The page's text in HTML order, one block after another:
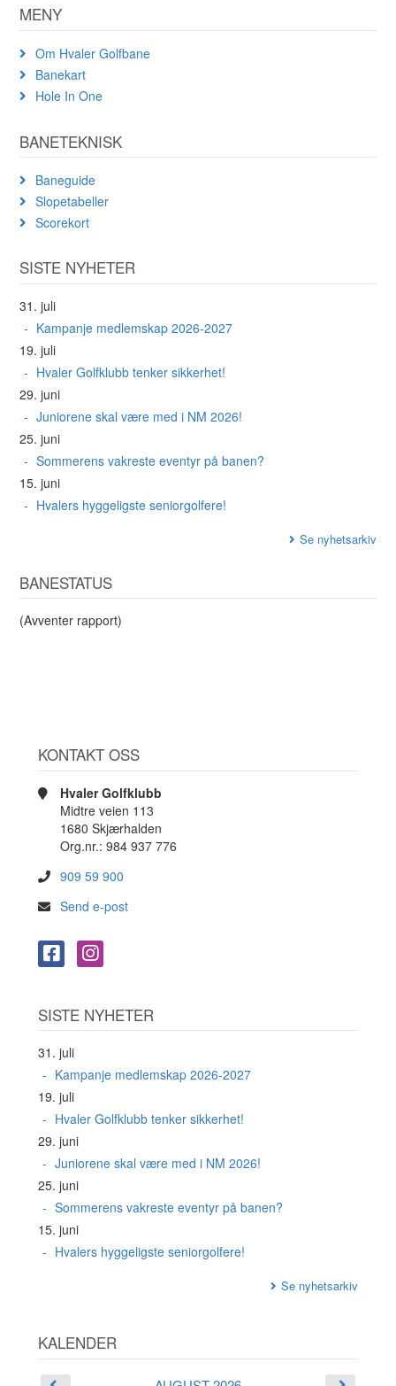
MENY
Om Hvaler Golfbane
Banekart
Hole In One
BANETEKNISK
Baneguide
Slopetabeller
Scorekort
SISTE NYHETER
31. juli
Kampanje medlemskap 2026-2027
19. juli
Hvaler Golfklubb tenker sikkerhet!
29. juni
Juniorene skal være med i NM 2026!
25. juni
Sommerens vakreste eventyr på banen?
15. juni
Hvalers hyggeligste seniorgolfere!
Se nyhetsarkiv
BANESTATUS
(Avventer rapport)
KONTAKT OSS
Hvaler Golfklubb
Midtre veien 113
1680 Skjærhalden
Org.nr.: 984 937 776
909 59 900
Send e-post
SISTE NYHETER
31. juli
Kampanje medlemskap 2026-2027
19. juli
Hvaler Golfklubb tenker sikkerhet!
29. juni
Juniorene skal være med i NM 2026!
25. juni
Sommerens vakreste eventyr på banen?
15. juni
Hvalers hyggeligste seniorgolfere!
Se nyhetsarkiv
KALENDER